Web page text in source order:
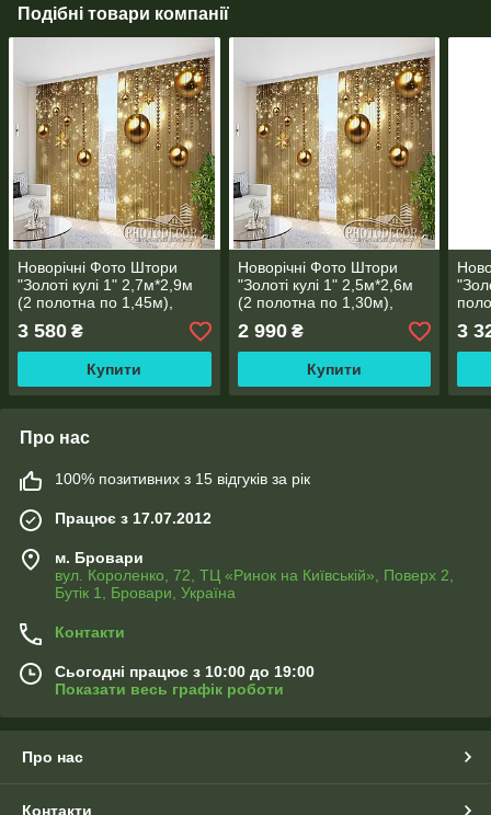
Подібні товари компанії
Новорічні Фото Штори
"Золоті кулі 1" 2,7м*2,9м
(2 полотна по 1,45м),
3 580 ₴
Купити
Новорічні Фото Штори
"Золоті кулі 1" 2,5м*2,6м
(2 полотна по 1,30м),
2 990₴
Купити
3
Про нас
100% позитивних з 15 відгуків за рік
Працює з 17.07.2012
м. Бровари
вул. Короленко, 72, ТЦ «Ринок на Київській», Поверх 2,
Бутік 1, Бровари, Україна
Контакти
Сьогодні працює з 10:00 до 19:00
Показати весь графік роботи
Про нас
Контакти